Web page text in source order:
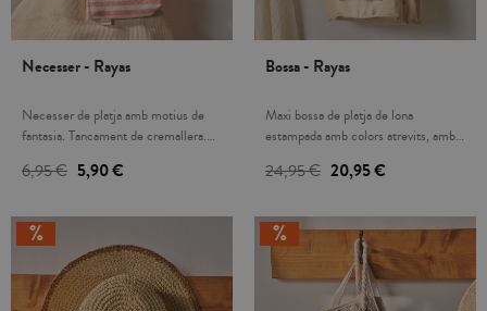
Necesser - Rayas
Necesser de platja amb motius de
fantasia. Tancament de cremallera.
les claus, mòbil, maquillatge,..., i
6,95 € 5,90 €
Bossa - Rayas
Maxi bossa de platja de lona
estampada amb colors atrevits, amb
contrast, tancament amb cintes.
Porta tot el que necessites per anar a
la platja o piscina!
24,95 € 20,95 €